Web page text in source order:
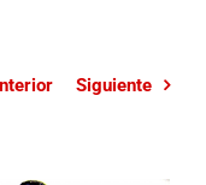
Siguiente